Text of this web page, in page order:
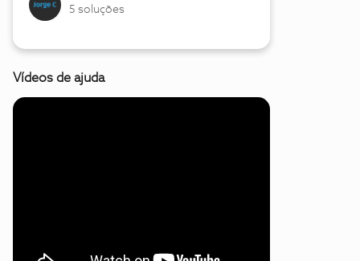
5 soluções
Vídeos de ajuda